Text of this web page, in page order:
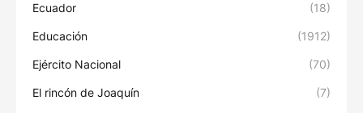
Ecuador (18)
Educación (1912)
Ejército Nacional (70)
El rincón de Joaquín (7)